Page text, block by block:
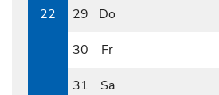
22
29
Do
30
Fr
31
Sa